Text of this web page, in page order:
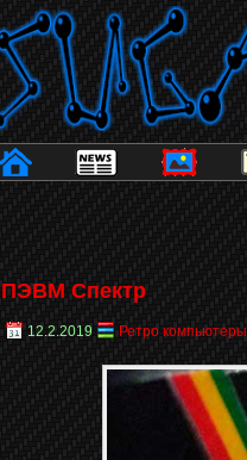
ПЭВМ Спектр
12.2.2019 Ретро компьютеры